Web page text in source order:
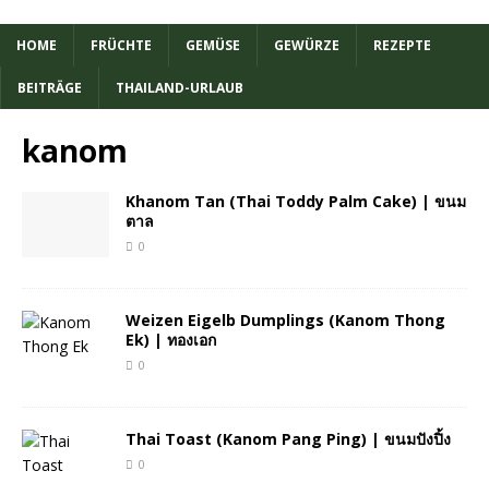
HOME FRÜCHTE GEMÜSE GEWÜRZE REZEPTE
BEITRÄGE THAILAND-URLAUB
kanom
Khanom Tan (Thai Toddy Palm Cake) | ขนม
ตาล
0
Weizen Eigelb Dumplings (Kanom Thong
Ek) | ทองเอก
0
Thai Toast (Kanom Pang Ping) | ขนมปังปิ้ง
0